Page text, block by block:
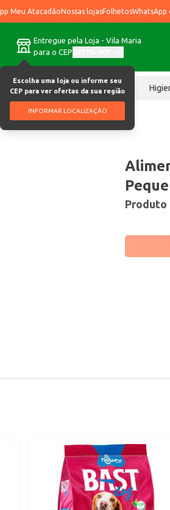
Meu AtacadãoNossas lojasFolhetosWhatsApp
Entregue pela Loja - Vila Maria
para o CEP
Escolha uma loja ou informe seu
CEP para ver ofertas da sua região
INFORMAR LOCALIZAÇÃO
Chocolates
Dog Raças Pequenas Carne 2kg
Produto